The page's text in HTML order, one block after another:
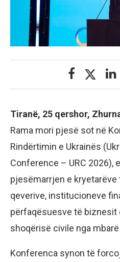
Tiranë, 25 qershor,
Rama mori pjesë sot në
Rindërtimin e Ukrainës
Conference – URC 2026),
pjesëmarrjen e
qeverive, institucioneve
përfaqësuesve të biznesit
shoqërisë civile nga
Konferenca synon të